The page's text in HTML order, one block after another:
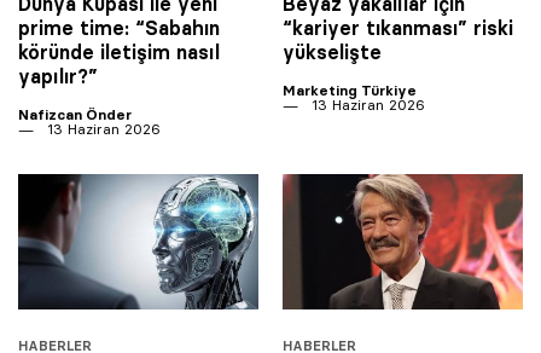
prime time: “Sabahın
köründe iletişim nasıl
yapılır?”
Nafizcan Önder
13 Haziran 2026
“kariyer tıkanması” riski
yükselişte
Marketing Türkiye
13 Haziran 2026
HABERLER HABERLER